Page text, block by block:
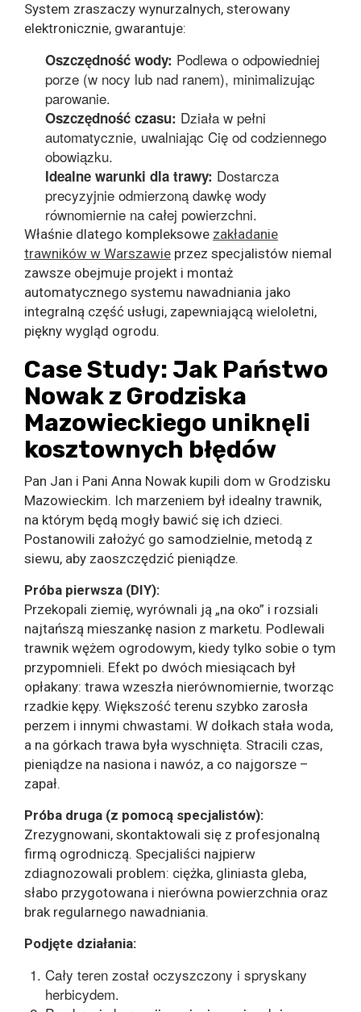
System zraszaczy wynurzalnych, sterowany
elektronicznie, gwarantuje:
Oszczędność wody: Podlewa o odpowiedniej
porze (w nocy lub nad ranem), minimalizując
parowanie.
Oszczędność czasu: Działa w pełni
automatycznie, uwalniając Cię od codziennego
obowiązku.
Idealne warunki dla trawy: Dostarcza
precyzyjnie odmierzoną dawkę wody
równomiernie na całej powierzchni.
Właśnie dlatego kompleksowe zakładanie
trawników w Warszawie przez specjalistów niemal
zawsze obejmuje projekt i montaż
automatycznego systemu nawadniania jako
integralną część usługi, zapewniającą wieloletni,
piękny wygląd ogrodu.
Case Study: Jak Państwo
Nowak z Grodziska
Mazowieckiego uniknęli
kosztownych błędów
Pan Jan i Pani Anna Nowak kupili dom w Grodzisku
Mazowieckim. Ich marzeniem był idealny trawnik,
na którym będą mogły bawić się ich dzieci.
Postanowili założyć go samodzielnie, metodą z
siewu, aby zaoszczędzić pieniądze.
Próba pierwsza (DIY):
Przekopali ziemię, wyrównali ją „na oko” i rozsiali
najtańszą mieszankę nasion z marketu. Podlewali
trawnik wężem ogrodowym, kiedy tylko sobie o tym
przypomnieli. Efekt po dwóch miesiącach był
opłakany: trawa wzeszła nierównomiernie, tworząc
rzadkie kępy. Większość terenu szybko zarosła
perzem i innymi chwastami. W dołkach stała woda,
a na górkach trawa była wyschnięta. Stracili czas,
pieniądze na nasiona i nawóz, a co najgorsze –
zapał.
Próba druga (z pomocą specjalistów):
Zrezygnowani, skontaktowali się z profesjonalną
firmą ogrodniczą. Specjaliści najpierw
zdiagnozowali problem: ciężka, gliniasta gleba,
słabo przygotowana i nierówna powierzchnia oraz
brak regularnego nawadniania.
Podjęte działania:
Cały teren został oczyszczony i spryskany
herbicydem.